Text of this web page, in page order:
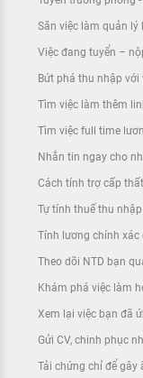
Săn việc làm quản lý
Việc đang tuyển –
Bứt phá thu nhập với
Tìm việc làm thêm
Tìm việc full time
Nhắn tin ngay cho
Cách tính trợ cấp
Tự tính thuế thu
Tính lương chính xác
Theo dõi NTD bạn
Khám phá việc làm
Xem lại việc bạn đã
Gửi CV, chinh phục
Tải chứng chỉ để gây